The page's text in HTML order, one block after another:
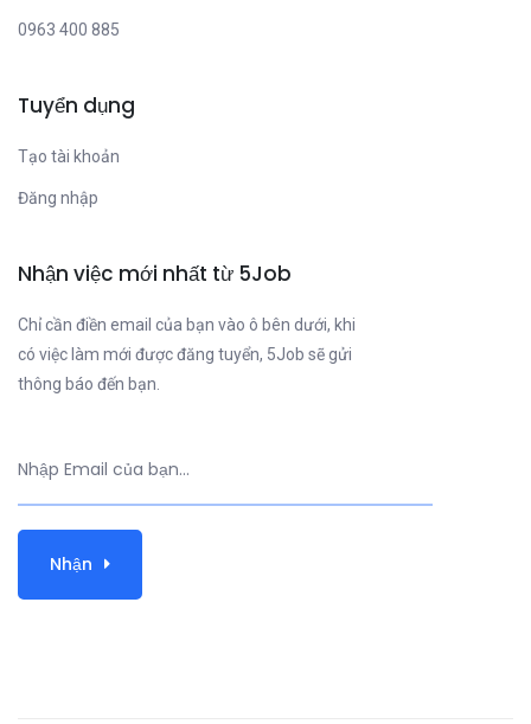
0963 400 885
Tuyển dụng
Tạo tài khoản
Đăng nhập
Nhận việc mới nhất từ 5Job
Chỉ cần điền email của bạn vào ô bên dưới, khi
có việc làm mới được đăng tuyển, 5Job sẽ gửi
thông báo đến bạn.
Nhận